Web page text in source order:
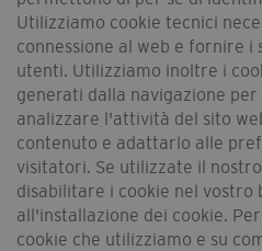
Utilizziamo cookie tecnici
connessione al web e fornire
utenti. Utilizziamo inoltre i
generati dalla navigazione
analizzare l'attività del sito
contenuto e adattarlo alle
visitatori. Se utilizzate il
disabilitare i cookie nel vostro
all'installazione dei cookie.
cookie che utilizziamo e su